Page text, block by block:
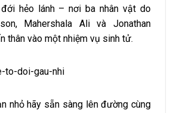
hẻo lánh – nơi ba nhân vật do
Mahershala Ali và Jonathan
thân vào một nhiệm vụ sinh tử.
nhỏ hãy sẵn sàng lên đường cùng